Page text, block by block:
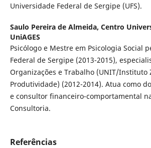
Universidade Federal de Sergipe (UFS).
Saulo Pereira de Almeida, Centro
UniAGES
Psicólogo e Mestre em Psicologia Social
Federal de Sergipe (2013-2015),
Organizações e Trabalho (UNIT/Instituto
Produtividade) (2012-2014). Atua como
e consultor financeiro-comportamental
Consultoria.
Referências